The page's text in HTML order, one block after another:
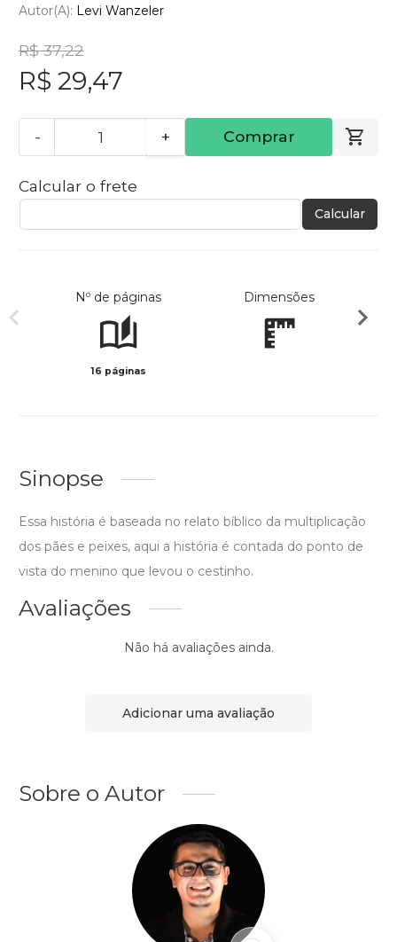
Autor(a): Levi Wanzeler
R$ 37,22
R$ 29,47
- + Comprar
Calcular o frete
Calcular
Nº de páginas
16 páginas
Dimensões
Sinopse
Essa história é baseada no relato bíblico da multiplicação
dos pães e peixes, aqui a história é contada do ponto de
vista do menino que levou o cestinho.
Avaliações
Não há avaliações ainda.
Adicionar uma avaliação
Sobre o Autor